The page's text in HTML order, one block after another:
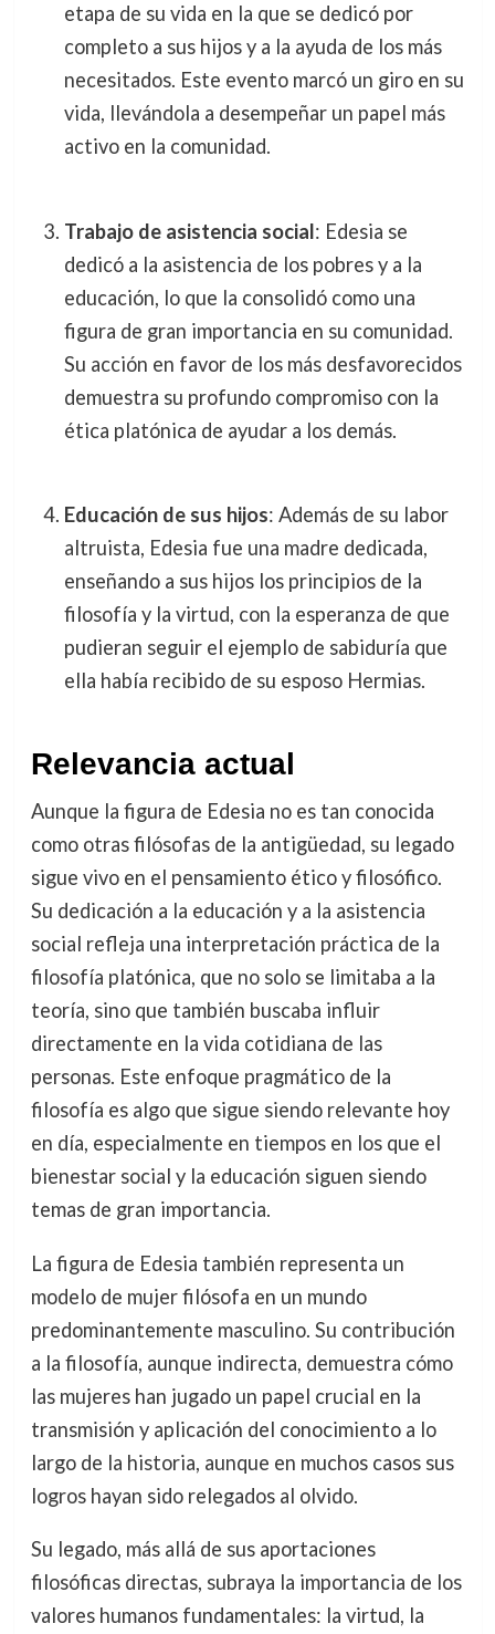
etapa de su vida en la que se dedicó por
completo a sus hijos y a la ayuda de los más
necesitados. Este evento marcó un giro en su
vida, llevándola a desempeñar un papel más
activo en la comunidad.
Trabajo de asistencia social: Edesia se
dedicó a la asistencia de los pobres y a la
educación, lo que la consolidó como una
figura de gran importancia en su comunidad.
Su acción en favor de los más desfavorecidos
demuestra su profundo compromiso con la
ética platónica de ayudar a los demás.
Educación de sus hijos: Además de su labor
altruista, Edesia fue una madre dedicada,
enseñando a sus hijos los principios de la
filosofía y la virtud, con la esperanza de que
pudieran seguir el ejemplo de sabiduría que
ella había recibido de su esposo Hermias.
Relevancia actual
Aunque la figura de Edesia no es tan conocida
como otras filósofas de la antigüedad, su legado
sigue vivo en el pensamiento ético y filosófico.
Su dedicación a la educación y a la asistencia
social refleja una interpretación práctica de la
filosofía platónica, que no solo se limitaba a la
teoría, sino que también buscaba influir
directamente en la vida cotidiana de las
personas. Este enfoque pragmático de la
filosofía es algo que sigue siendo relevante hoy
en día, especialmente en tiempos en los que el
bienestar social y la educación siguen siendo
temas de gran importancia.
La figura de Edesia también representa un
modelo de mujer filósofa en un mundo
predominantemente masculino. Su contribución
a la filosofía, aunque indirecta, demuestra cómo
las mujeres han jugado un papel crucial en la
transmisión y aplicación del conocimiento a lo
largo de la historia, aunque en muchos casos sus
logros hayan sido relegados al olvido.
Su legado, más allá de sus aportaciones
filosóficas directas, subraya la importancia de los
valores humanos fundamentales: la virtud, la